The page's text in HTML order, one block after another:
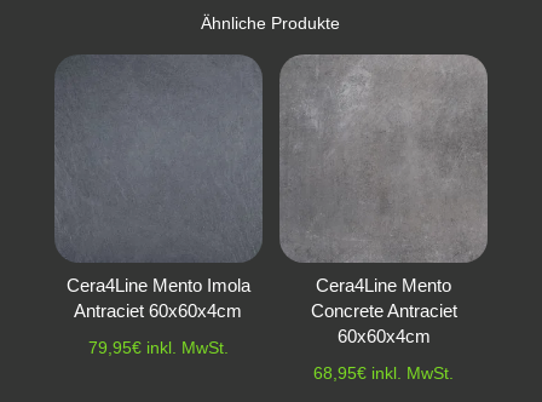
Ähnliche Produkte
Cera4Line Mento Imola
Antraciet 60x60x4cm
79,95€ inkl. MwSt.
Cera4Line Mento
Concrete Antraciet
60x60x4cm
68,95€ inkl. MwSt.